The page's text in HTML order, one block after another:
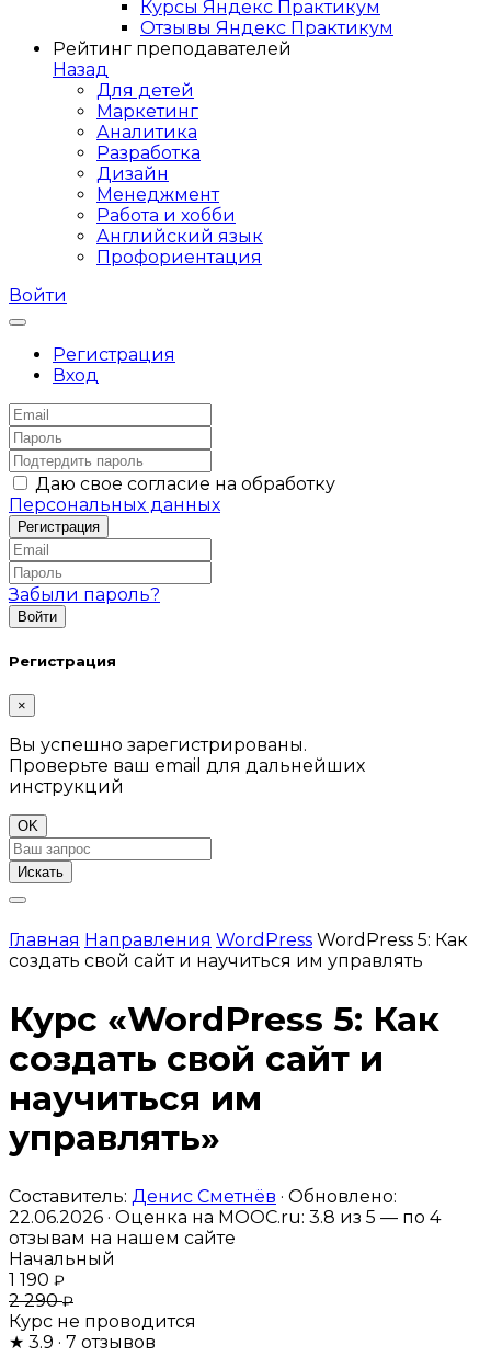
Курсы Яндекс Практикум
Отзывы Яндекс Практикум
Рейтинг преподавателей
Назад
Для детей
Маркетинг
Аналитика
Разработка
Дизайн
Менеджмент
Работа и хобби
Английский язык
Профориентация
Войти
Регистрация
Вход
Даю свое согласие на обработку
Персональных данных
Забыли пароль?
Регистрация
×
Вы успешно зарегистрированы.
Проверьте ваш email для дальнейших
инструкций
OK
Искать
Главная Направления WordPress WordPress 5: Как
создать свой сайт и научиться им управлять
Курс «WordPress 5: Как
создать свой сайт и
научиться им
управлять»
Составитель: Денис Сметнёв · Обновлено:
22.06.2026 · Оценка на MOOC.ru: 3.8 из 5 — по 4
отзывам на нашем сайте
Начальный
1 190 ₽
2 290₽
Курс не проводится
★ 3.9 · 7 отзывов